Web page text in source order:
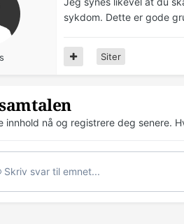
sykdom. Dette er gode
Siter
innhold nå og registrere deg senere.
Skriv svar til emnet...